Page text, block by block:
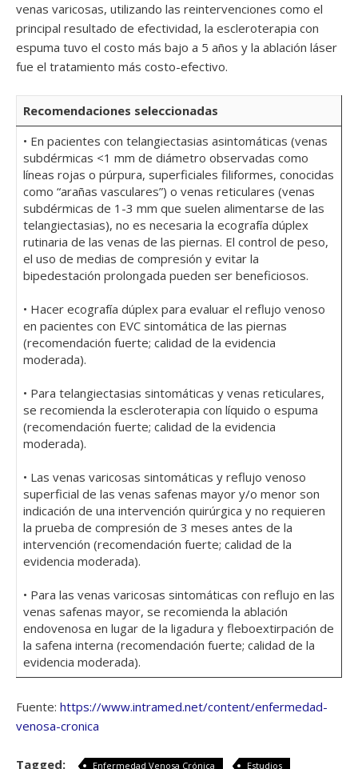
venas varicosas, utilizando las reintervenciones como el
principal resultado de efectividad, la escleroterapia con
espuma tuvo el costo más bajo a 5 años y la ablación láser
fue el tratamiento más costo-efectivo.
Recomendaciones seleccionadas
• En pacientes con telangiectasias asintomáticas (venas
subdérmicas <1 mm de diámetro observadas como
líneas rojas o púrpura, superficiales filiformes, conocidas
como “arañas vasculares”) o venas reticulares (venas
subdérmicas de 1-3 mm que suelen alimentarse de las
telangiectasias), no es necesaria la ecografía dúplex
rutinaria de las venas de las piernas. El control de peso,
el uso de medias de compresión y evitar la
bipedestación prolongada pueden ser beneficiosos.
• Hacer ecografía dúplex para evaluar el reflujo venoso
en pacientes con EVC sintomática de las piernas
(recomendación fuerte; calidad de la evidencia
moderada).
• Para telangiectasias sintomáticas y venas reticulares,
se recomienda la escleroterapia con líquido o espuma
(recomendación fuerte; calidad de la evidencia
moderada).
• Las venas varicosas sintomáticas y reflujo venoso
superficial de las venas safenas mayor y/o menor son
indicación de una intervención quirúrgica y no requieren
la prueba de compresión de 3 meses antes de la
intervención (recomendación fuerte; calidad de la
evidencia moderada).
• Para las venas varicosas sintomáticas con reflujo en las
venas safenas mayor, se recomienda la ablación
endovenosa en lugar de la ligadura y fleboextirpación de
la safena interna (recomendación fuerte; calidad de la
evidencia moderada).
Fuente: https://www.intramed.net/content/enfermedad-
venosa-cronica
Tagged: Enfermedad Venosa Crónica Estudios